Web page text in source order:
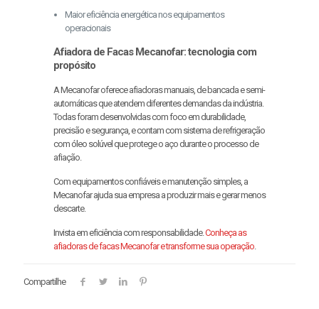
Maior eficiência energética nos equipamentos
operacionais
Afiadora de Facas Mecanofar: tecnologia com
propósito
A Mecanofar oferece afiadoras manuais, de bancada e semi-
automáticas que atendem diferentes demandas da indústria.
Todas foram desenvolvidas com foco em durabilidade,
precisão e segurança, e contam com sistema de refrigeração
com óleo solúvel que protege o aço durante o processo de
afiação.
Com equipamentos confiáveis e manutenção simples, a
Mecanofar ajuda sua empresa a produzir mais e gerar menos
descarte.
Invista em eficiência com responsabilidade. Conheça as
afiadoras de facas Mecanofar e transforme sua operação
Compartilhe